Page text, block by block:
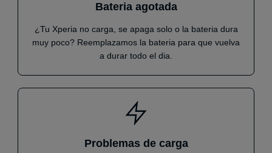
Bateria agotada
¿Tu Xperia no carga, se apaga solo o la bateria dura
muy poco? Reemplazamos la bateria para que vuelva
a durar todo el dia.
Problemas de carga